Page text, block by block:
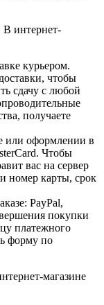
интернет-
курьером.
чтобы
сдачу с любой
получаете
или оформлении в
Чтобы
вас на сервер
номер карты, срок
PayPal,
покупки
платежного
форму по
магазине